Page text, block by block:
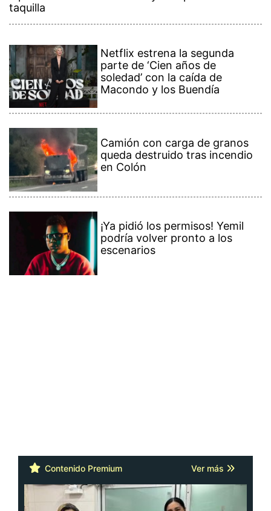
taquilla
Netflix estrena la segunda
parte de ‘Cien años de
soledad’ con la caída de
Macondo y los Buendía
Camión con carga de granos
queda destruido tras incendio
en Colón
¡Ya pidió los permisos! Yemil
podría volver pronto a los
escenarios
Contenido Premium Ver más